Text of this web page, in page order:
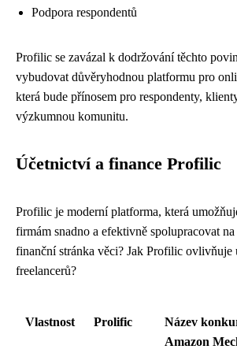
Podpora respondentů
Profilic se zavázal k dodržování těchto
vybudovat důvěryhodnou platformu pro
která bude přínosem pro respondenty,
výzkumnou komunitu.
Účetnictví a finance Profilic
Profilic je moderní platforma, která
firmám snadno a efektivně spolupracovat
finanční stránka věci? Jak Profilic ovlivňuje
freelancerů?
Vlastnost Prolific
Název
Amazon